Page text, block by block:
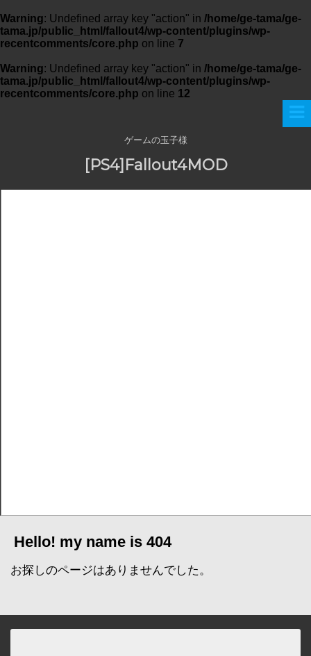
Warning: Undefined array key "action" in /home/ge-tama/ge-
tama.jp/public_html/fallout4/wp-content/plugins/wp-
recentcomments/core.php on line 7
Warning: Undefined array key "action" in /home/ge-tama/ge-
tama.jp/public_html/fallout4/wp-content/plugins/wp-
recentcomments/core.php on line 12
ゲームの玉子様
[PS4]Fallout4MOD
Hello! my name is 404
お探しのページはありませんでした。